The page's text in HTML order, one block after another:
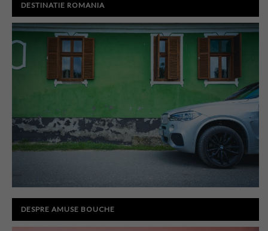
DESTINATIE ROMANIA
DESPRE AMUSE BOUCHE